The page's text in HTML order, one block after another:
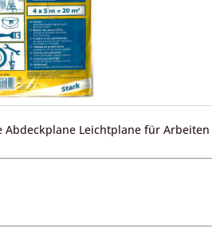
Abdeckplane Leichtplane für Arbeiten